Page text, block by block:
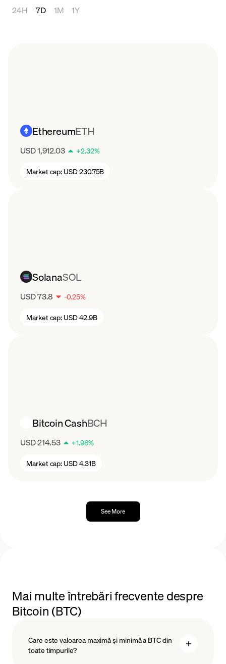
din aprilie 2024, aceste evoluții au propulsat
24H 7D 1M 1Y
EthereumETH
USD 1,912.03 +2.32%
Market cap: USD 230.75B
SolanaSOL
USD 73.8 -0.25%
Market cap: USD 42.9B
Bitcoin CashBCH
USD 214.53 +1.98%
Market cap: USD 4.31B
See More
Mai multe întrebări frecvente despre
Bitcoin (BTC)
Care este valoarea maximă și minimă a BTC din
toate timpurile?